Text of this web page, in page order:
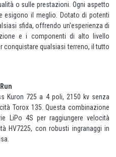
o sulle prestazioni. Ogni aspetto
esigono il meglio. Dotato di potenti
sfida, offrendo un'esperienza di
e i componenti di alto livello
conquistare qualsiasi terreno, il tutto
Kuron 725 a 4 poli, 2150 kv senza
Torox 135. Questa combinazione
LiPo 4S per raggiungere velocità
HV7225, con robusti ingranaggi in